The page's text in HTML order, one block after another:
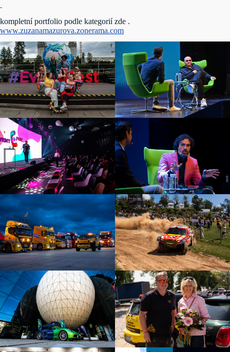
.
kompletní portfolio podle kategorií zde .
www.zuzanamazurova.zonerama.com